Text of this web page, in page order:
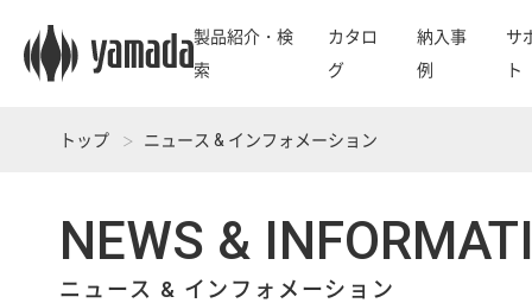
トップ ニュース & インフォメーション
製品紹介・検
索
カタロ
グ
納入事
例
サ
ト
NEWS &
ニュース & インフォメーション